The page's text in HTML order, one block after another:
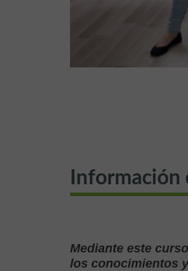
Información
Mediante este
los conocimientos